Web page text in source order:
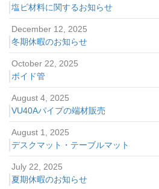
塩ビ材料に関するお知らせ
December 12, 2025
冬期休暇のお知らせ
October 22, 2025
ボイド管
August 4, 2025
VU40Aパイプの端材販売
August 1, 2025
デスクマット・テーブルマット
July 22, 2025
夏期休暇のお知らせ